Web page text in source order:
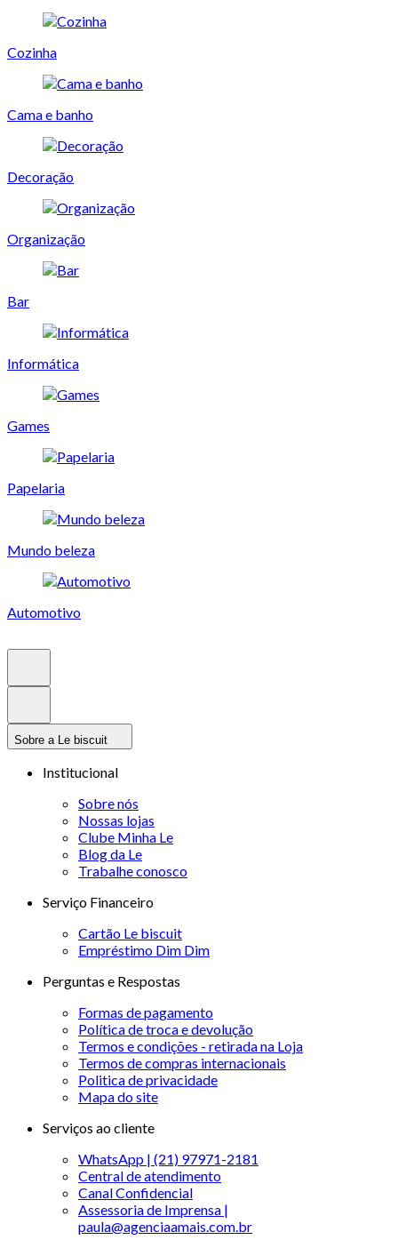
Cozinha
Cama e banho
Decoração
Organização
Bar
Informática
Games
Papelaria
Mundo beleza
Automotivo
Sobre a Le biscuit
Institucional
Sobre nós
Nossas lojas
Clube Minha Le
Blog da Le
Trabalhe conosco
Serviço Financeiro
Cartão Le biscuit
Empréstimo Dim Dim
Perguntas e Respostas
Formas de pagamento
Política de troca e devolução
Termos e condições - retirada na Loja
Termos de compras internacionais
Politica de privacidade
Mapa do site
Serviços ao cliente
WhatsApp | (21) 97971-2181
Central de atendimento
Canal Confidencial
Assessoria de Imprensa |
paula@agenciaamais.com.br